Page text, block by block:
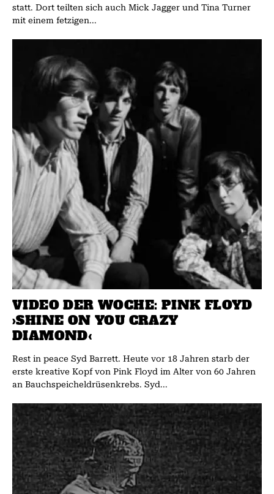
statt. Dort teilten sich auch Mick Jagger und Tina Turner
mit einem fetzigen...
VIDEO DER WOCHE: PINK FLOYD
›SHINE ON YOU CRAZY
DIAMOND‹
Rest in peace Syd Barrett. Heute vor 18 Jahren starb der
erste kreative Kopf von Pink Floyd im Alter von 60 Jahren
an Bauchspeicheldrüsenkrebs. Syd...